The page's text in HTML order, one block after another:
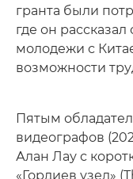
гранта были
где он
молодежи с
возможности
Пятым
видеографов
Алан Лау с
«Гордиев узел»